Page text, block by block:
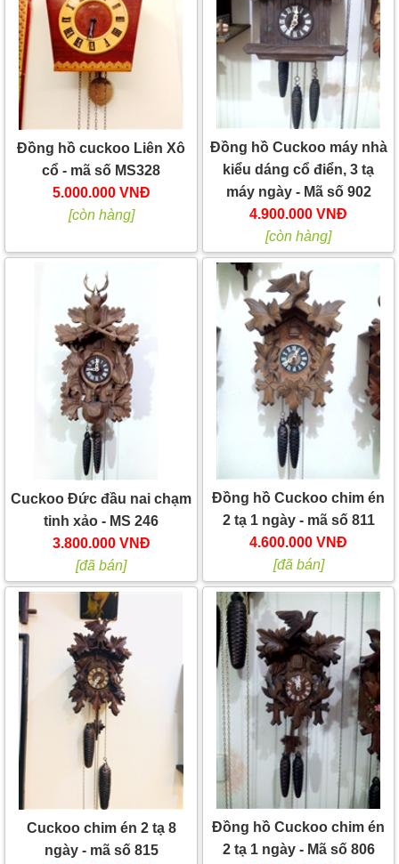
Đồng hồ cuckoo Liên Xô
cổ - mã số MS328
5.000.000 VNĐ
[còn hàng]
Đồng hồ Cuckoo máy nhà
kiểu dáng cổ điển, 3 tạ
máy ngày - Mã số 902
4.900.000 VNĐ
[còn hàng]
Cuckoo Đức đầu nai chạm
tinh xảo - MS 246
3.800.000 VNĐ
[đã bán]
Đồng hồ Cuckoo chim én
2 tạ 1 ngày - mã số 811
4.600.000 VNĐ
[đã bán]
Cuckoo chim én 2 tạ 8
ngày - mã số 815
Đồng hồ Cuckoo chim én
2 tạ 1 ngày - Mã số 806